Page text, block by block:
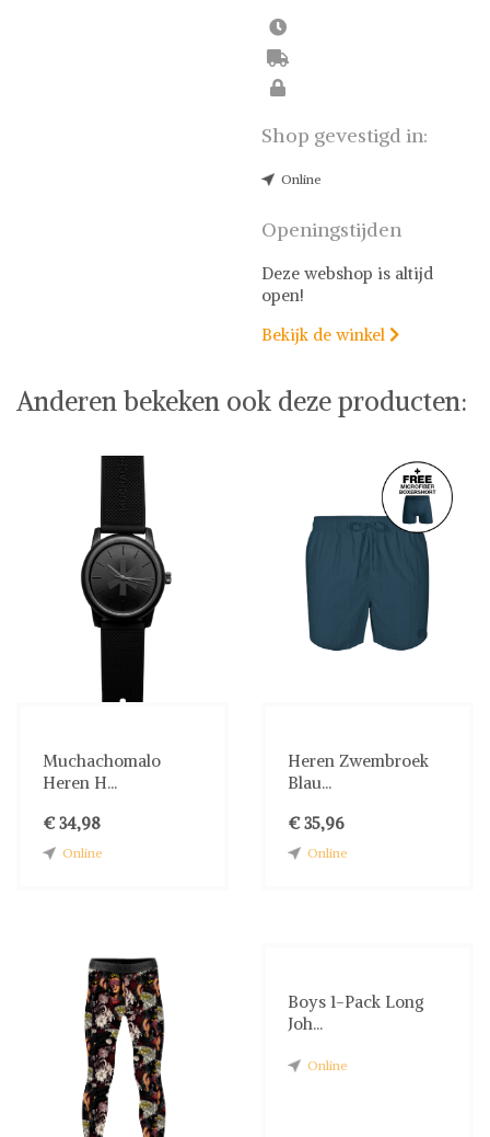
Shop gevestigd in:
Online
Openingstijden
Deze webshop is altijd
open!
Bekijk de winkel 
Anderen bekeken ook deze producten:
Muchachomalo
Heren H...
€ 34,98
Online
Heren Zwembroek
Blau...
€ 35,96
Online
Boys 1-Pack Long
Joh...
Online